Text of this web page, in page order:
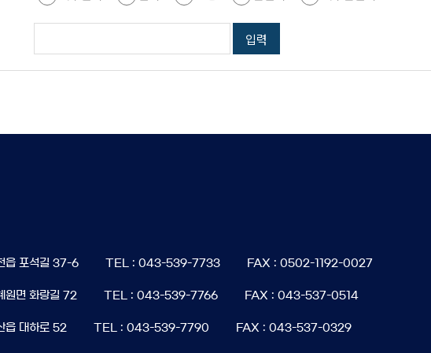
읍 포석길 37-6 TEL : 043-539-7733 FAX : 0502-1192-0027
원면 화랑길 72 TEL : 043-539-7766 FAX : 043-537-0514
읍 대하로 52 TEL : 043-539-7790 FAX : 043-537-0329